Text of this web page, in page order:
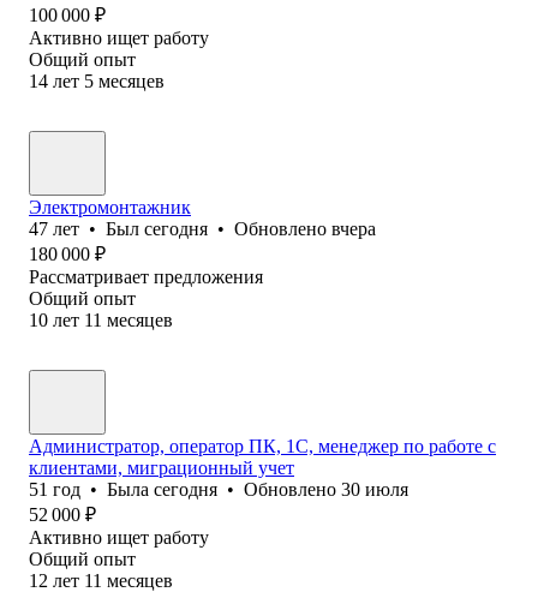
100 000 ₽
Активно ищет работу
Общий опыт
14 лет 5 месяцев
Электромонтажник
47 лет • Был сегодня • Обновлено вчера
180 000 ₽
Рассматривает предложения
Общий опыт
10 лет 11 месяцев
Администратор, оператор ПК, 1С, менеджер по работе с
клиентами, миграционный учет
51 год • Была сегодня • Обновлено 30 июля
52 000 ₽
Активно ищет работу
Общий опыт
12 лет 11 месяцев